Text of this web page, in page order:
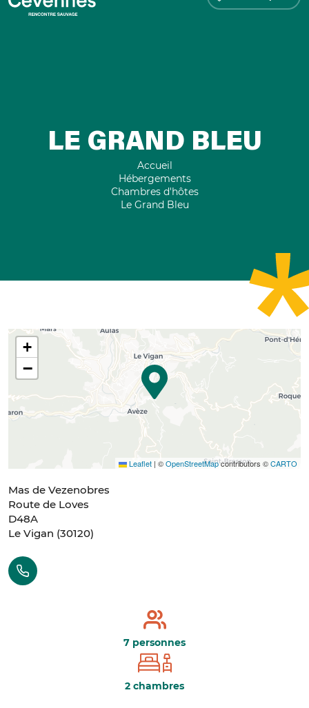
LE GRAND BLEU
Accueil
Hébergements
Chambres d'hôtes
Le Grand Bleu
+
−
Leaflet | ©OpenStreetMapcontributors ©CARTO
Mas de Vezenobres
Route de Loves
D48A
Le Vigan (30120)
7 personnes
2 chambres